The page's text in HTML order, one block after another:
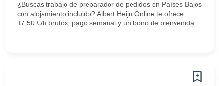
¿Buscas trabajo de preparador de pedidos en Países Bajos
con alojamiento incluido? Albert Heijn Online te ofrece
17,50 €/h brutos, pago semanal y un bono de bienvenida ...